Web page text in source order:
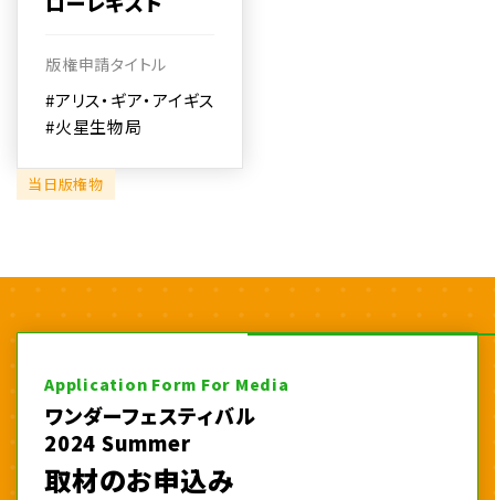
版権申請タイトル
#アリス・ギア・アイギス
#火星生物局
当日版権物
Application Form For Media
ワンダーフェスティバル
2024 Summer
取材のお申込み